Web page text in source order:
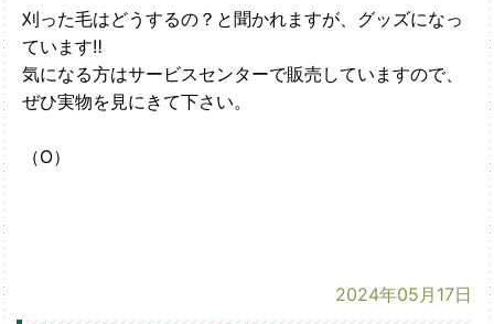
刈った毛はどうするの？と聞かれますが、グッズになっ
ています‼
気になる方はサービスセンターで販売していますので、
ぜひ実物を見にきて下さい。
（O）
2024年05月17日